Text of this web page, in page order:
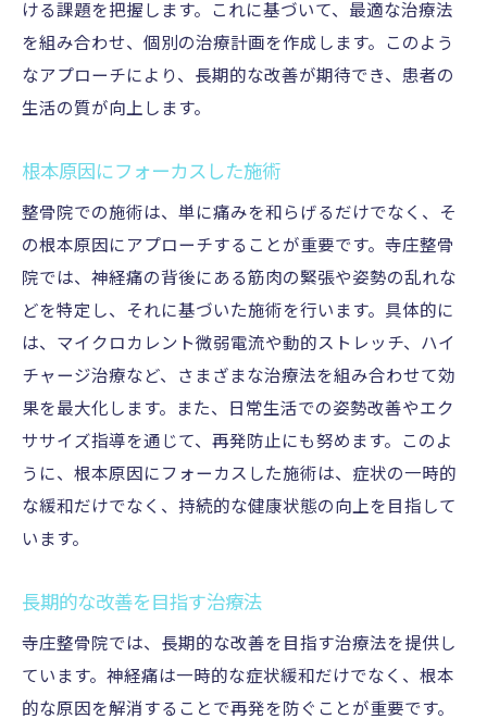
ける課題を把握します。これに基づいて、最適な治療法
を組み合わせ、個別の治療計画を作成します。このよう
なアプローチにより、長期的な改善が期待でき、患者の
生活の質が向上します。
根本原因にフォーカスした施術
整骨院での施術は、単に痛みを和らげるだけでなく、そ
の根本原因にアプローチすることが重要です。寺庄整骨
院では、神経痛の背後にある筋肉の緊張や姿勢の乱れな
どを特定し、それに基づいた施術を行います。具体的に
は、マイクロカレント微弱電流や動的ストレッチ、ハイ
チャージ治療など、さまざまな治療法を組み合わせて効
果を最大化します。また、日常生活での姿勢改善やエク
ササイズ指導を通じて、再発防止にも努めます。このよ
うに、根本原因にフォーカスした施術は、症状の一時的
な緩和だけでなく、持続的な健康状態の向上を目指して
います。
長期的な改善を目指す治療法
寺庄整骨院では、長期的な改善を目指す治療法を提供し
ています。神経痛は一時的な症状緩和だけでなく、根本
的な原因を解消することで再発を防ぐことが重要です。